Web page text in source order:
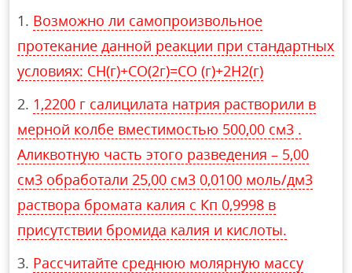
Возможно ли самопроизвольное
протекание данной реакции при стандартных
условиях: CH(г)+CO(2г)=CO (г)+2H2(г)
1,2200 г салицилата натрия растворили в
мерной колбе вместимостью 500,00 см3 .
Аликвотную часть этого разведения – 5,00
см3 обработали 25,00 см3 0,0100 моль/дм3
раствора бромата калия с Кп 0,9998 в
присутствии бромида калия и кислоты.
Рассчитайте среднюю молярную массу